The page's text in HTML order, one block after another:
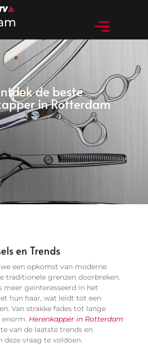
de beste
in Rotterdam
en Trends
een opkomst van moderne
traditionele grenzen doorbreken.
meer geïnteresseerd in het
hun haar, wat leidt tot een
Van strakke fades tot lange
enorm. Herenkapper in Rotterdam
van de laatste trends en
deze vraag te voldoen.